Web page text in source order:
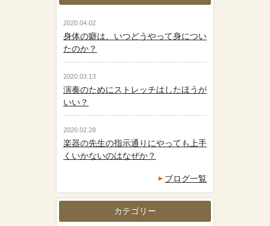
2020.04.02
身体の癖は、いつどうやって身につい
たのか？
2020.03.13
演奏のためにストレッチはしたほうが
いい？
2020.02.28
楽器の先生の指示通りにやっても上手
くいかないのはなぜか？
ブログ一覧
カテゴリー